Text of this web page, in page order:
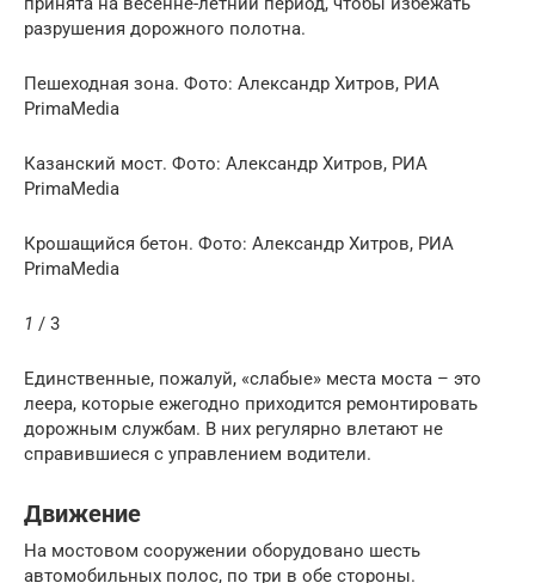
разрушения дорожного полотна.
Пешеходная зона. Фото: Александр Хитров, РИА
PrimaMedia
Казанский мост. Фото: Александр Хитров, РИА
PrimaMedia
Крошащийся бетон. Фото: Александр Хитров, РИА
PrimaMedia
1 / 3
Единственные, пожалуй, «слабые» места моста – это
леера, которые ежегодно приходится ремонтировать
дорожным службам. В них регулярно влетают не
справившиеся с управлением водители.
Движение
На мостовом сооружении оборудовано шесть
автомобильных полос, по три в обе стороны.